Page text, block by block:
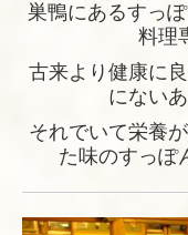
巣鴨にあるすっ
料理
古来より健康に
にない
それでいて栄養
た味のすっぽ